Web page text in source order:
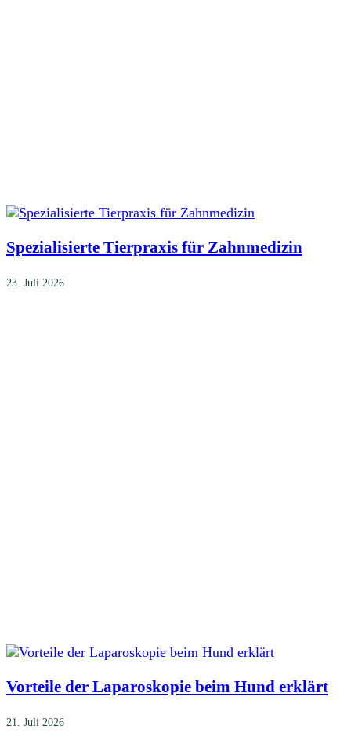
Spezialisierte Tierpraxis für Zahnmedizin
23. Juli 2026
Vorteile der Laparoskopie beim Hund erklärt
21. Juli 2026